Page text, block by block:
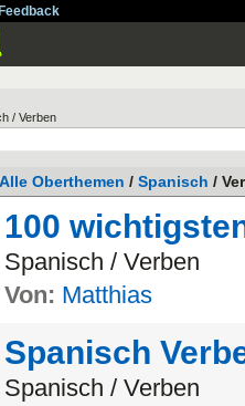
Feedback
/ Verben
Alle Oberthemen / Spanisch /
100
Spanisch / Verben
Von: Matthias
Spanisch
Spanisch / Verben